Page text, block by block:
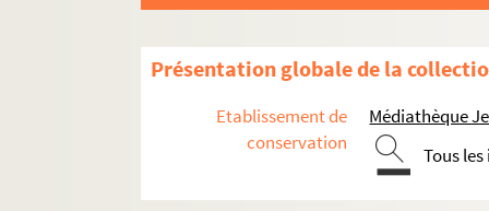
Présentation globale de la
Etablissement de
conservation
Médiathèque
Tous
H-IMAR-7-1-1 à H-IMAR-7-204-585.
H-IMAR-8-1-1 à H-IMAR-8-190-435.
H-IMAR-9-1-1 à H-IMAR-9-99-267.